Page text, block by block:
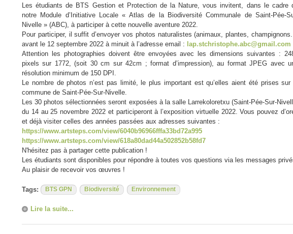
Les étudiants de BTS Gestion et Protection de la Nature, vous invitent, dans le cadre
notre Module d’Initiative Locale « Atlas de la Biodiversité Communale de Saint-Pée-
Nivelle » (ABC), à participer à cette nouvelle aventure 2022.
Pour participer, il suffit d’envoyer vos photos naturalistes (animaux, plantes,
avant le 12 septembre 2022 à minuit à l’adresse email : lap.stchristophe.abc@gmail.com
Attention les photographies doivent être envoyées avec les dimensions suivantes :
pixels sur 1772, (soit 30 cm sur 42cm ; format d’impression), au format JPEG avec
résolution minimum de 150 DPI.
Le nombre de photos n’est pas limité, le plus important est qu’elles aient été prises sur
commune de Saint-Pée-Sur-Nivelle.
Les 30 photos sélectionnées seront exposées à la salle Larrekoloretxu (Saint-Pée-Sur-
du 14 au 25 novembre 2022 et participeront à l’exposition virtuelle 2022. Vous pouvez
et déjà visiter celles des années passées aux adresses suivantes :
https://www.artsteps.com/view/6040b96966fffa33bd72a995
https://www.artsteps.com/view/618a80dad44a502852b58fd7
N'hésitez pas à partager cette publication !
Les étudiants sont disponibles pour répondre à toutes vos questions via les messages
Au plaisir de recevoir vos œuvres !
Tags: BTS GPN Biodiversité Environnement
Lire la suite...